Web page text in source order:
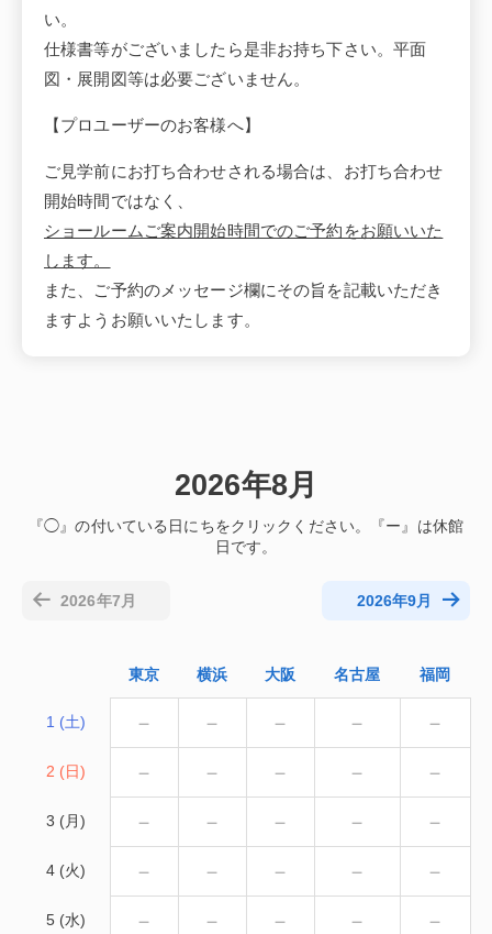
い。
仕様書等がございましたら是非お持ち下さい。平面
図・展開図等は必要ございません。
【プロユーザーのお客様へ】
ご見学前にお打ち合わせされる場合は、お打ち合わせ
開始時間ではなく、
ショールームご案内開始時間でのご予約をお願いいた
します。
また、ご予約のメッセージ欄にその旨を記載いただき
ますようお願いいたします。
2026年8月
東京 横浜 大阪 名古屋 福岡
1 (土) － － － － －
2 (日) － － － － －
3 (月) － － － － －
4 (火) － － － － －
5 (水) － － － － －
2026年7月 2026年9月